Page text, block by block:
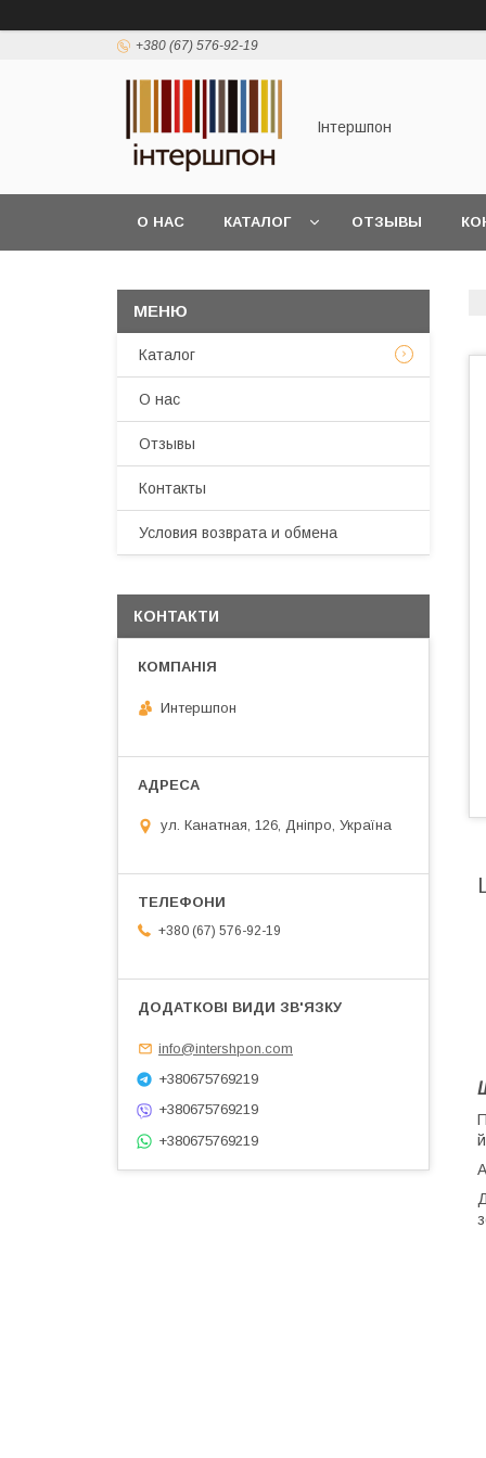
+380 (67) 576-92-19
Інтершпон
О НАС КАТАЛОГ ОТЗЫВЫ
Каталог
О нас
Отзывы
Контакты
Условия возврата и обмена
КОНТАКТИ
Интершпон
ул. Канатная, 126, Дніпро, Україна
+380 (67) 576-92-19
info@intershpon.com
+380675769219
+380675769219
+380675769219